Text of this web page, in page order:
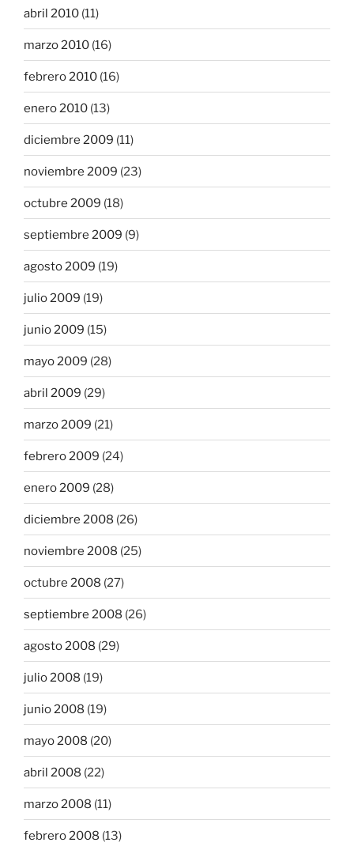
abril 2010 (11)
marzo 2010 (16)
febrero 2010 (16)
enero 2010 (13)
diciembre 2009 (11)
noviembre 2009 (23)
octubre 2009 (18)
septiembre 2009 (9)
agosto 2009 (19)
julio 2009 (19)
junio 2009 (15)
mayo 2009 (28)
abril 2009 (29)
marzo 2009 (21)
febrero 2009 (24)
enero 2009 (28)
diciembre 2008 (26)
noviembre 2008 (25)
octubre 2008 (27)
septiembre 2008 (26)
agosto 2008 (29)
julio 2008 (19)
junio 2008 (19)
mayo 2008 (20)
abril 2008 (22)
marzo 2008 (11)
febrero 2008 (13)